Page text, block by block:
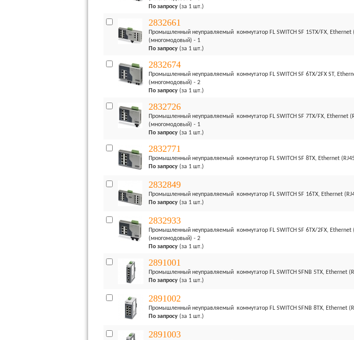
Надежная коммутация в
температур от -40 до 75
2 оптических портов.
Коммутаторы SFN-Gigabit
способности при
стекловолоконным
Преимущество:
По запросу (за 1 шт.)
2832661
Промышленный неуправляемый коммутатор FL SWITCH SF 15TX/FX, Ethernet
(многомодовый) - 1
По запросу (за 1 шт.)
2832674
Промышленный неуправляемый коммутатор FL SWITCH SF 6TX/2FX ST,
(многомодовый) - 2
По запросу (за 1 шт.)
2832726
Промышленный неуправляемый коммутатор FL SWITCH SF 7TX/FX, Ethernet
(многомодовый) - 1
По запросу (за 1 шт.)
2832771
Промышленный неуправляемый коммутатор FL SWITCH SF 8TX, Ethernet
По запросу (за 1 шт.)
2832849
Промышленный неуправляемый коммутатор FL SWITCH SF 16TX, Ethernet
По запросу (за 1 шт.)
2832933
Промышленный неуправляемый коммутатор FL SWITCH SF 6TX/2FX, Ethernet
(многомодовый) - 2
По запросу (за 1 шт.)
2891001
Промышленный неуправляемый коммутатор FL SWITCH SFNB 5TX, Ethernet
По запросу (за 1 шт.)
2891002
Промышленный неуправляемый коммутатор FL SWITCH SFNB 8TX, Ethernet
По запросу (за 1 шт.)
2891003